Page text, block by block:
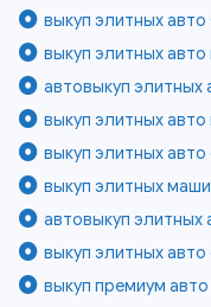
выкуп элитных
выкуп элитных авто
автовыкуп элитных
выкуп элитных авто
выкуп элитных
выкуп элитных
автовыкуп элитных
выкуп элитных
выкуп премиум